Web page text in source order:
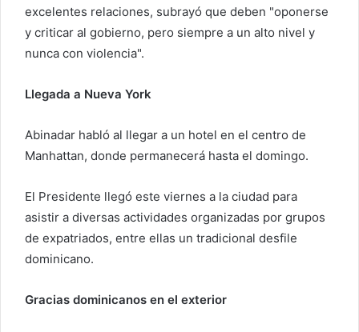
excelentes relaciones, subrayó que deben "oponerse
y criticar al gobierno, pero siempre a un alto nivel y
nunca con violencia".
Llegada a Nueva York
Abinadar habló al llegar a un hotel en el centro de
Manhattan, donde permanecerá hasta el domingo.
El Presidente llegó este viernes a la ciudad para
asistir a diversas actividades organizadas por grupos
de expatriados, entre ellas un tradicional desfile
dominicano.
Gracias dominicanos en el exterior